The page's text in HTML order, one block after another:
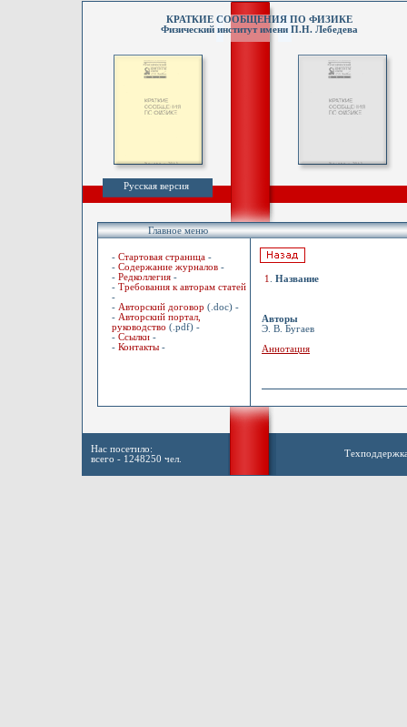
КРАТКИЕ СООБЩЕНИЯ ПО ФИЗИКЕ
Физический институт имени П.Н. Лебедева
Русская версия
Главное меню
- Стартовая страница -
- Содержание журналов -
- Редколлегия -
- Требования к авторам статей
-
- Авторский договор (.doc) -
- Авторский портал,
руководство (.pdf) -
- Ссылки -
- Контакты -
1 Название
Авторы
Э. В. Бугаев
Аннотация
Нас посетило:
всего - 1248250 чел.